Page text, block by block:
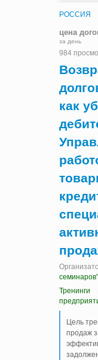
РОССИЯ
цена
за день
984
как
семинаров"
Тренинги
Цель
продаж